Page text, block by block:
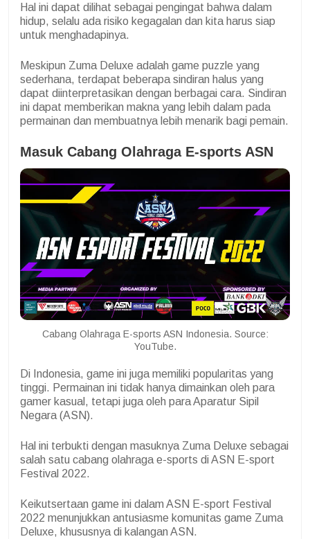
Hal ini dapat dilihat sebagai pengingat bahwa dalam
hidup, selalu ada risiko kegagalan dan kita harus siap
untuk menghadapinya.
Meskipun Zuma Deluxe adalah game puzzle yang
sederhana, terdapat beberapa sindiran halus yang
dapat diinterpretasikan dengan berbagai cara. Sindiran
ini dapat memberikan makna yang lebih dalam pada
permainan dan membuatnya lebih menarik bagi pemain.
Masuk Cabang Olahraga E-sports ASN
Cabang Olahraga E-sports ASN Indonesia. Source:
YouTube.
Di Indonesia, game ini juga memiliki popularitas yang
tinggi. Permainan ini tidak hanya dimainkan oleh para
gamer kasual, tetapi juga oleh para Aparatur Sipil
Negara (ASN).
Hal ini terbukti dengan masuknya Zuma Deluxe sebagai
salah satu cabang olahraga e-sports di ASN E-sport
Festival 2022.
Keikutsertaan game ini dalam ASN E-sport Festival
2022 menunjukkan antusiasme komunitas game Zuma
Deluxe, khususnya di kalangan ASN.